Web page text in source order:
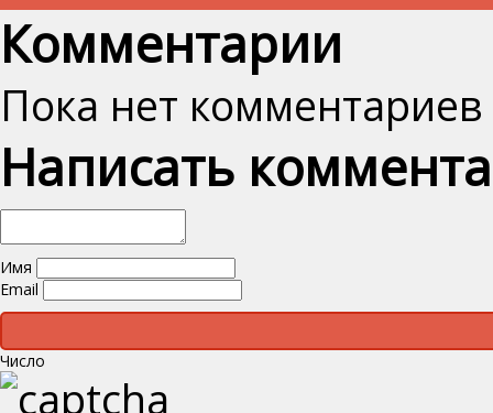
Комментарии
Пока нет комментариев
Написать
Имя
Email
Число